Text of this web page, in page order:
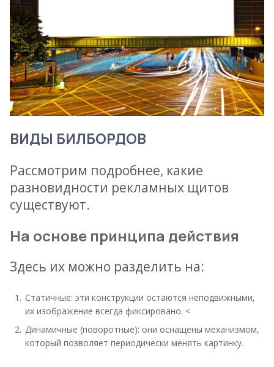
ВИДЫ БИЛБОРДОВ
Рассмотрим подробнее, какие
разновидности рекламных щитов
существуют.
На основе принципа действия
Здесь их можно разделить на:
Статичные: эти конструкции остаются неподвижными,
их изображение всегда фиксировано. <
Динамичные (поворотные): они оснащены механизмом,
который позволяет периодически менять картинку.